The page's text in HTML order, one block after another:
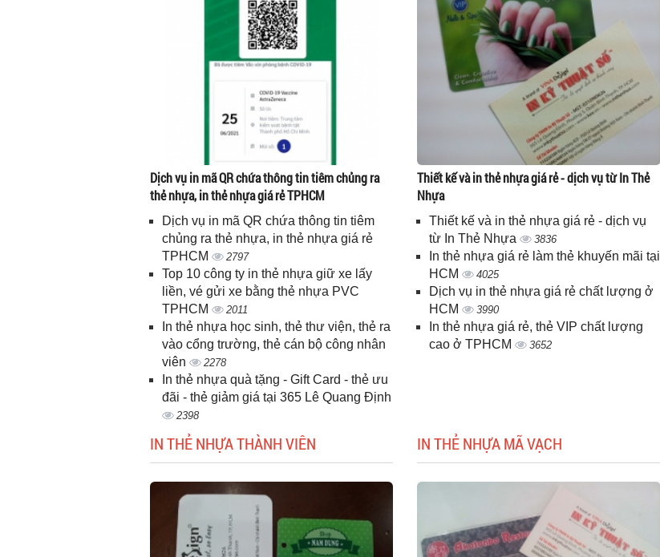
Dịch vụ in mã QR chứa thông tin tiêm chủng ra
thẻ nhựa, in thẻ nhựa giá rẻ TPHCM
Dịch vụ in mã QR chứa thông tin tiêm
chủng ra thẻ nhựa, in thẻ nhựa giá rẻ
TPHCM
2797
Top 10 công ty in thẻ nhựa giữ xe lấy
liền, vé gửi xe bằng thẻ nhựa PVC
TPHCM
2011
In thẻ nhựa học sinh, thẻ thư viện, thẻ ra
vào cổng trường, thẻ cán bộ công nhân
viên
2278
In thẻ nhựa quà tặng - Gift Card - thẻ ưu
đãi - thẻ giảm giá tại 365 Lê Quang Định
2398
Thiết kế và in thẻ nhựa giá rẻ - dịch vụ từ In Thẻ
Nhựa
Thiết kế và in thẻ nhựa giá rẻ - dịch vụ
từ In Thẻ Nhựa
3836
In thẻ nhựa giá rẻ làm thẻ khuyến mãi tại
HCM
4025
Dịch vụ in thẻ nhựa giá rẻ chất lượng ở
HCM
3990
In thẻ nhựa giá rẻ, thẻ VIP chất lượng
cao ở TPHCM
3652
IN THẺ NHỰA THÀNH VIÊN IN THẺ NHỰA MÃ VẠCH